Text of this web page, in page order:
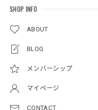
SHOP INFO
ABOUT
BLOG
メンバーシップ
マイページ
CONTACT